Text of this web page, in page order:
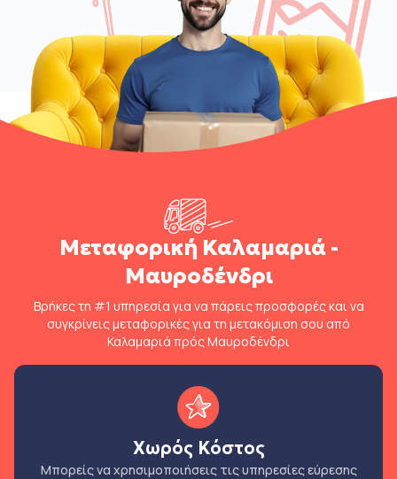
Μεταφορική Καλαμαριά -
Μαυροδένδρι
Βρήκες τη #1 υπηρεσία για να πάρεις προσφορές και να
συγκρίνεις μεταφορικές για τη μετακόμιση σου από
Καλαμαριά πρός Μαυροδένδρι
Χωρός Κόστος
Μπορείς να χρησιμοποιήσεις τις υπηρεσίες εύρεσης